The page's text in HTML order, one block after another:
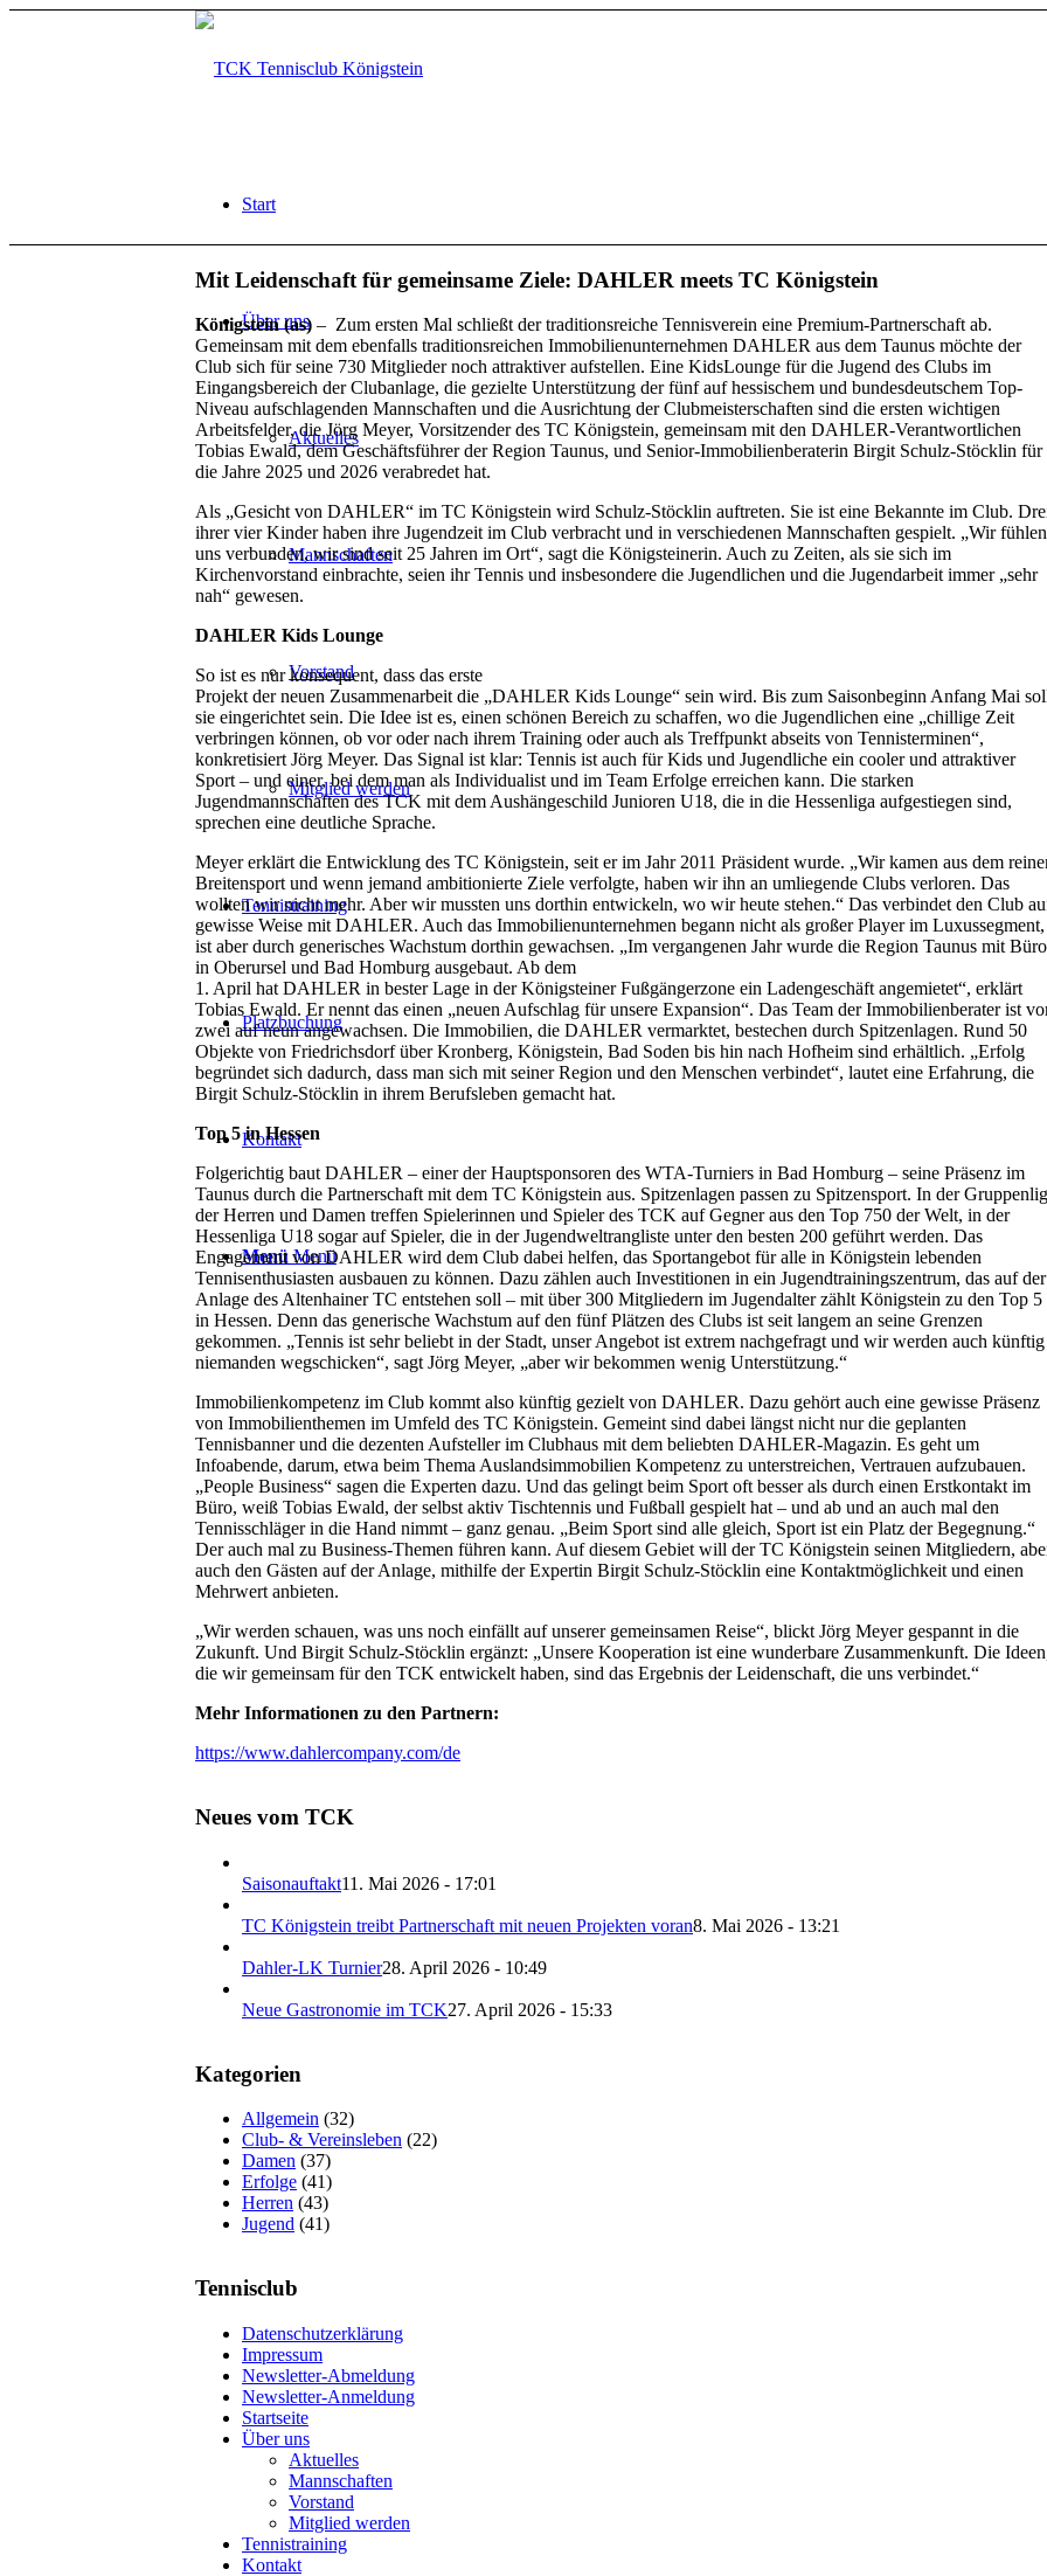
Start
Über uns
Aktuelles
Mannschaften
Vorstand
Mitglied werden
Tennistraining
Platzbuchung
Kontakt
Menü Menü
Mit Leidenschaft für gemeinsame Ziele: DAHLER meets TC Königstein
Königstein (as) – Zum ersten Mal schließt der traditionsreiche Tennisverein eine Premium-Partnerschaft ab.
Gemeinsam mit dem ebenfalls traditionsreichen Immobilienunternehmen DAHLER aus dem Taunus möchte der
Club sich für seine 730 Mitglieder noch attraktiver aufstellen. Eine KidsLounge für die Jugend des Clubs im
Eingangsbereich der Clubanlage, die gezielte Unterstützung der fünf auf hessischem und bundesdeutschem Top-
Niveau aufschlagenden Mannschaften und die Ausrichtung der Clubmeisterschaften sind die ersten wichtigen
Arbeitsfelder, die Jörg Meyer, Vorsitzender des TC Königstein, gemeinsam mit den DAHLER-Verantwortlichen
Tobias Ewald, dem Geschäftsführer der Region Taunus, und Senior-Immobilienberaterin Birgit Schulz-Stöcklin für
die Jahre 2025 und 2026 verabredet hat.
Als „Gesicht von DAHLER“ im TC Königstein wird Schulz-Stöcklin auftreten. Sie ist eine Bekannte im Club.
ihrer vier Kinder haben ihre Jugendzeit im Club verbracht und in verschiedenen Mannschaften gespielt. „Wir fühlen
uns verbunden, wir sind seit 25 Jahren im Ort“, sagt die Königsteinerin. Auch zu Zeiten, als sie sich im
Kirchenvorstand einbrachte, seien ihr Tennis und insbesondere die Jugendlichen und die Jugendarbeit immer „sehr
nah“ gewesen.
DAHLER Kids Lounge
So ist es nur konsequent, dass das erste
Projekt der neuen Zusammenarbeit die „DAHLER Kids Lounge“ sein wird. Bis zum Saisonbeginn Anfang Mai
sie eingerichtet sein. Die Idee ist es, einen schönen Bereich zu schaffen, wo die Jugendlichen eine „chillige Zeit
verbringen können, ob vor oder nach ihrem Training oder auch als Treffpunkt abseits von Tennisterminen“,
konkretisiert Jörg Meyer. Das Signal ist klar: Tennis ist auch für Kids und Jugendliche ein cooler und attraktiver
Sport – und einer, bei dem man als Individualist und im Team Erfolge erreichen kann. Die starken
Jugendmannschaften des TCK mit dem Aushängeschild Junioren U18, die in die Hessenliga aufgestiegen sind,
sprechen eine deutliche Sprache.
Meyer erklärt die Entwicklung des TC Königstein, seit er im Jahr 2011 Präsident wurde. „Wir kamen aus dem
Breitensport und wenn jemand ambitionierte Ziele verfolgte, haben wir ihn an umliegende Clubs verloren. Das
wollten wir nicht mehr. Aber wir mussten uns dorthin entwickeln, wo wir heute stehen.“ Das verbindet den Club
gewisse Weise mit DAHLER. Auch das Immobilienunternehmen begann nicht als großer Player im Luxussegment,
ist aber durch generisches Wachstum dorthin gewachsen. „Im vergangenen Jahr wurde die Region Taunus mit
in Oberursel und Bad Homburg ausgebaut. Ab dem
1. April hat DAHLER in bester Lage in der Königsteiner Fußgängerzone ein Ladengeschäft angemietet“, erklärt
Tobias Ewald. Er nennt das einen „neuen Aufschlag für unsere Expansion“. Das Team der Immobilienberater ist
zwei auf neun angewachsen. Die Immobilien, die DAHLER vermarktet, bestechen durch Spitzenlagen. Rund 50
Objekte von Friedrichsdorf über Kronberg, Königstein, Bad Soden bis hin nach Hofheim sind erhältlich. „Erfolg
begründet sich dadurch, dass man sich mit seiner Region und den Menschen verbindet“, lautet eine Erfahrung, die
Birgit Schulz-Stöcklin in ihrem Berufsleben gemacht hat.
Top 5 in Hessen
Folgerichtig baut DAHLER – einer der Hauptsponsoren des WTA-Turniers in Bad Homburg – seine Präsenz im
Taunus durch die Partnerschaft mit dem TC Königstein aus. Spitzenlagen passen zu Spitzensport. In der
der Herren und Damen treffen Spielerinnen und Spieler des TCK auf Gegner aus den Top 750 der Welt, in der
Hessenliga U18 sogar auf Spieler, die in der Jugendweltrangliste unter den besten 200 geführt werden. Das
Engagement von DAHLER wird dem Club dabei helfen, das Sportangebot für alle in Königstein lebenden
Tennisenthusiasten ausbauen zu können. Dazu zählen auch Investitionen in ein Jugendtrainingszentrum, das auf der
Anlage des Altenhainer TC entstehen soll – mit über 300 Mitgliedern im Jugendalter zählt Königstein zu den Top 5
in Hessen. Denn das generische Wachstum auf den fünf Plätzen des Clubs ist seit langem an seine Grenzen
gekommen. „Tennis ist sehr beliebt in der Stadt, unser Angebot ist extrem nachgefragt und wir werden auch künftig
niemanden wegschicken“, sagt Jörg Meyer, „aber wir bekommen wenig Unterstützung.“
Immobilienkompetenz im Club kommt also künftig gezielt von DAHLER. Dazu gehört auch eine gewisse Präsenz
von Immobilienthemen im Umfeld des TC Königstein. Gemeint sind dabei längst nicht nur die geplanten
Tennisbanner und die dezenten Aufsteller im Clubhaus mit dem beliebten DAHLER-Magazin. Es geht um
Infoabende, darum, etwa beim Thema Auslandsimmobilien Kompetenz zu unterstreichen, Vertrauen aufzubauen.
„People Business“ sagen die Experten dazu. Und das gelingt beim Sport oft besser als durch einen Erstkontakt im
Büro, weiß Tobias Ewald, der selbst aktiv Tischtennis und Fußball gespielt hat – und ab und an auch mal den
Tennisschläger in die Hand nimmt – ganz genau. „Beim Sport sind alle gleich, Sport ist ein Platz der Begegnung.“
Der auch mal zu Business-Themen führen kann. Auf diesem Gebiet will der TC Königstein seinen Mitgliedern,
auch den Gästen auf der Anlage, mithilfe der Expertin Birgit Schulz-Stöcklin eine Kontaktmöglichkeit und einen
Mehrwert anbieten.
„Wir werden schauen, was uns noch einfällt auf unserer gemeinsamen Reise“, blickt Jörg Meyer gespannt in die
Zukunft. Und Birgit Schulz-Stöcklin ergänzt: „Unsere Kooperation ist eine wunderbare Zusammenkunft. Die
die wir gemeinsam für den TCK entwickelt haben, sind das Ergebnis der Leidenschaft, die uns verbindet.“
Mehr Informationen zu den Partnern:
https://www.dahlercompany.com/de
Neues vom TCK
Saisonauftakt11. Mai 2026 - 17:01
TC Königstein treibt Partnerschaft mit neuen Projekten voran8. Mai 2026 - 13:21
Dahler-LK Turnier28. April 2026 - 10:49
Neue Gastronomie im TCK27. April 2026 - 15:33
Kategorien
Allgemein (32)
Club- & Vereinsleben (22)
Damen (37)
Erfolge (41)
Herren (43)
Jugend (41)
Tennisclub
Datenschutzerklärung
Impressum
Newsletter-Abmeldung
Newsletter-Anmeldung
Startseite
Über uns
Aktuelles
Mannschaften
Vorstand
Mitglied werden
Tennistraining
Kontakt